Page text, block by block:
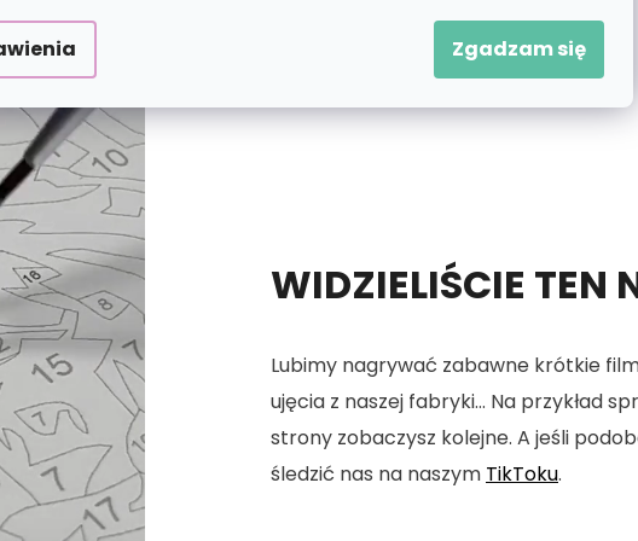
Zgadzam się
WIDZIELIŚCIE TEN
Lubimy nagrywać zabawne krótkie
ujęcia z naszej fabryki... Na przykład
strony zobaczysz kolejne. A jeśli
śledzić nas na naszym TikToku.